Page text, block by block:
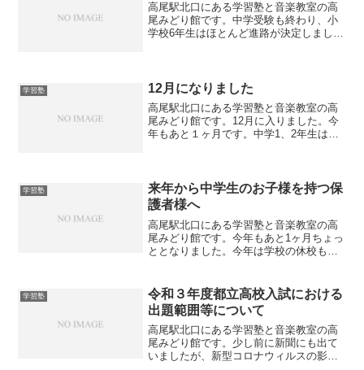
高尾駅北口にある学習塾と音楽教室の高
尾みどり館です。中学受験も終わり、小
学校6年生はほとんど進路が決定しまし
学校行事などが中止にな...
学習塾 12月になりました
高尾駅北口にある学習塾と音楽教室の高
尾みどり館です。12月に入りました。今
年もあと１ヶ月です。中学1、2年生は期
イベントもあり少し...
学習塾
来年から中学生のお子様を持つ保
護者様へ
高尾駅北口にある学習塾と音楽教室の高
尾みどり館です。今年もあと1ヶ月ちょっ
ととなりました。今年は学校の休校もあ
ゃる保護者様も今年はあっと言う間の１
年だったのではないでし...
学習塾
令和３年度都立高校入試における
出題範囲等について
高尾駅北口にある学習塾と音楽教室の高
尾みどり館です。少し前に新聞にも出て
いましたが、新型コロナウィルスの影響